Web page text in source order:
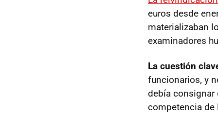
euros desde
materializaban
examinadores
La cuestión
funcionarios, y
debía consignar
competencia de